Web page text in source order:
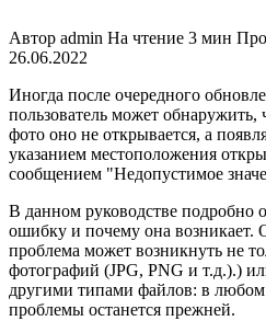
Автор admin На чтение 3 мин
26.06.2022
Иногда после очередного
пользователь может
фото оно не открывается, а
указанием местоположения
сообщением "Недопустимое
В данном руководстве подробно
ошибку и почему она возникает.
проблема может возникнуть не
фотографий (JPG, PNG и т.д.).)
другими типами файлов: в любом
проблемы останется прежней.